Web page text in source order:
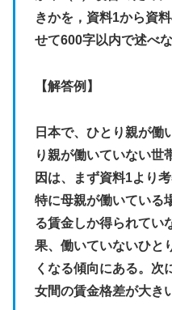
きかを，資料1から資
せて600字以内で述べな
【解答例】
日本で、ひとり親が働
り親が働いていない世
因は、まず資料1より
特に母親が働いている
る賃金しか得られてい
果、働いていないひと
くなる傾向にある。次
女間の賃金格差が大き